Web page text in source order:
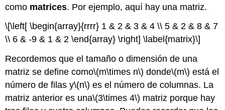
como matrices. Por ejemplo, aquí hay una matriz.
\[\left[ \begin{array}{rrrr} 1 & 2 & 3 & 4 \\ 5 & 2 & 8 & 7
\\ 6 & -9 & 1 & 2 \end{array} \right] \label{matrix}\]
Recordemos que el tamaño o dimensión de una
matriz se define como\(m\times n\) donde\(m\) está el
número de filas y\(n\) es el número de columnas. La
matriz anterior es una\(3\times 4\) matriz porque hay